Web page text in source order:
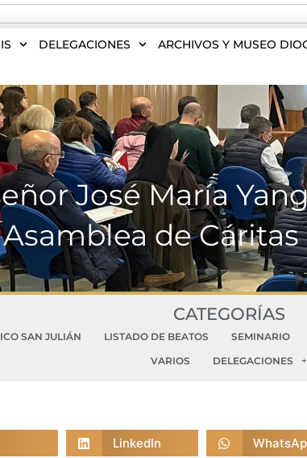
DELEGACIONES ARCHIVOS Y MUSEO
José María
Asamblea de
CATEGORÍAS
SAN JULIÁN LISTADO DE BEATOS SEMINARIO
VARIOS
DELEGACIONES
LinkedIn